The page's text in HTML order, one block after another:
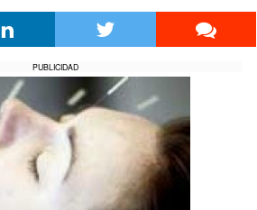
PUBLICIDAD